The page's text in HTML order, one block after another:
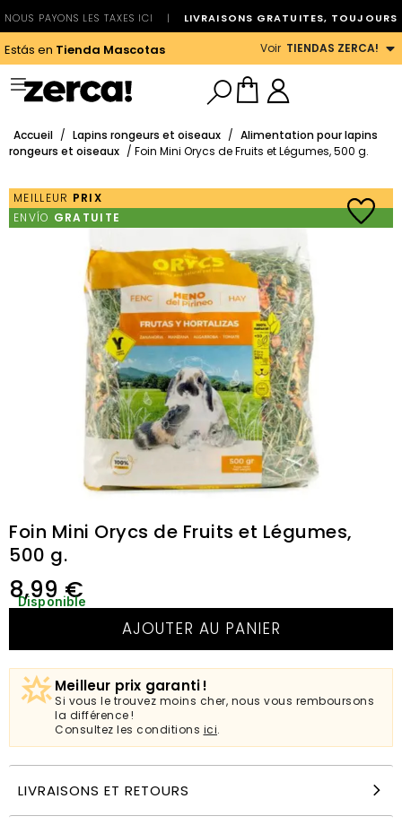
NOUS PAYONS LES TAXES ICI | LIVRAISONS GRATUITES, TOUJOURS
Estás en Tienda Mascotas Voir TIENDAS ZERCA!
Accueil / Lapins rongeurs et oiseaux / Alimentation pour lapins
rongeurs et oiseaux / Foin Mini Orycs de Fruits et Légumes, 500 g.
MEILLEUR PRIX
ENVÍO GRATUITE
Foin Mini Orycs de Fruits et Légumes,
500 g.
8,99€
Disponible
AJOUTER AU PANIER
Meilleur prix garanti !
Si vous le trouvez moins cher, nous vous remboursons
la différence !
Consultez les conditions ici.
LIVRAISONS ET RETOURS